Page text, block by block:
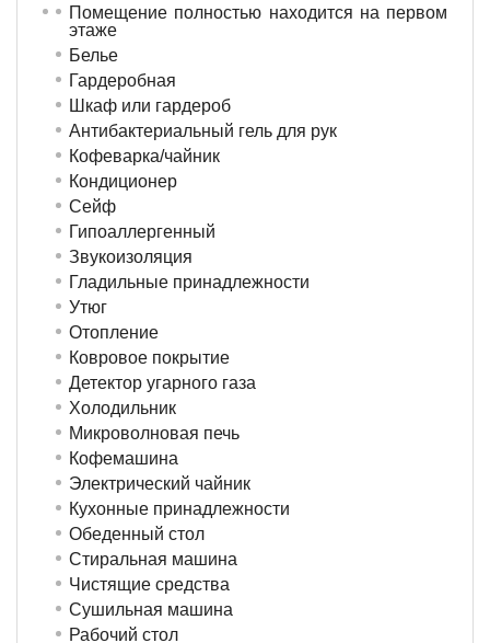
Помещение полностью находится на первом
этаже
Белье
Гардеробная
Шкаф или гардероб
Антибактериальный гель для рук
Кофеварка/чайник
Кондиционер
Сейф
Гипоаллергенный
Звукоизоляция
Гладильные принадлежности
Утюг
Отопление
Ковровое покрытие
Детектор угарного газа
Холодильник
Микроволновая печь
Кофемашина
Электрический чайник
Кухонные принадлежности
Обеденный стол
Стиральная машина
Чистящие средства
Сушильная машина
Рабочий стол